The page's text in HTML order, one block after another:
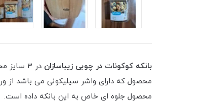
بانکه کوکونات در چوبی زیباسازان
در 3
محصول که دارای واشر سیلیکونی می باشد از
محصول جلوه ای خاص به این بانکه داده است.